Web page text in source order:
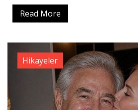
Read More
Hikayeler